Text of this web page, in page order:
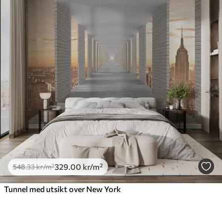
548.33kr/m²329 .00 kr/m²
Tunnel med utsikt over New York